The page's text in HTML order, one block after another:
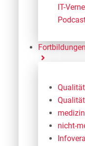
IT-
nicht-